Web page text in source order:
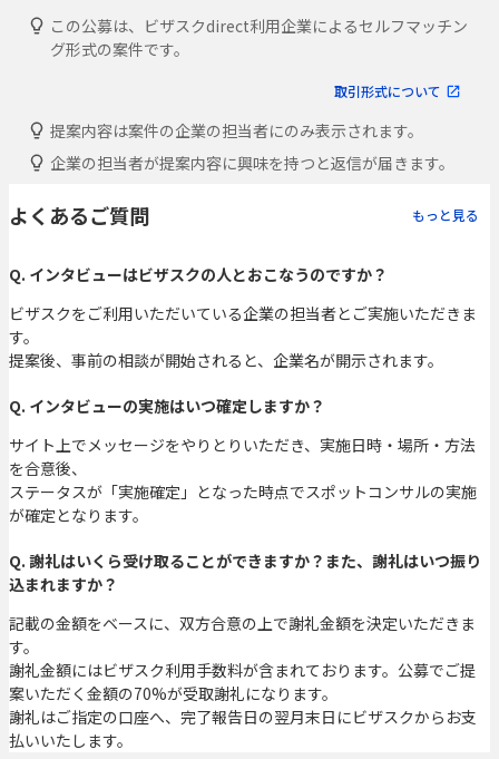
この公募は、ビザスクdirect利用企業によるセルフマッチン
グ形式の案件です。
取引形式について
提案内容は案件の企業の担当者にのみ表示されます。
企業の担当者が提案内容に興味を持つと返信が届きます。
よくあるご質問 もっと見る
Q. インタビューはビザスクの人とおこなうのですか？
ビザスクをご利用いただいている企業の担当者とご実施いただきま
す。
提案後、事前の相談が開始されると、企業名が開示されます。
Q. インタビューの実施はいつ確定しますか？
サイト上でメッセージをやりとりいただき、実施日時・場所・方法
を合意後、
ステータスが「実施確定」となった時点でスポットコンサルの実施
が確定となります。
Q. 謝礼はいくら受け取ることができますか？また、謝礼はいつ振り
込まれますか？
記載の金額をベースに、双方合意の上で謝礼金額を決定いただきま
す。
謝礼金額にはビザスク利用手数料が含まれております。公募でご提
案いただく金額の70%が受取謝礼になります。
謝礼はご指定の口座へ、完了報告日の翌月末日にビザスクからお支
払いいたします。